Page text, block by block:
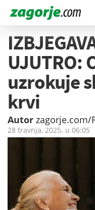
UJUTRO:
uzrokuje
krvi
Autor zagorje.com/
28 travnja, 2025. u 06:05